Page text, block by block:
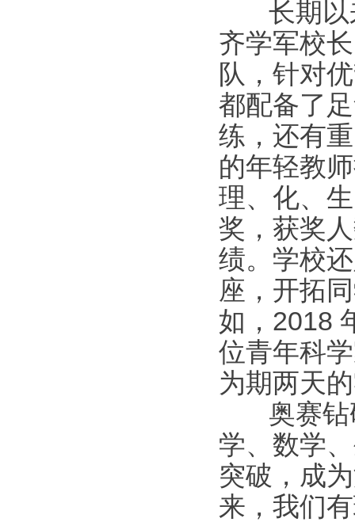
长期以
齐学军校
队，针对
都配备了
练，还有
的年轻教
理、化、
奖，获奖
绩。学校
座，开拓
如，2018
位青年科
为期两天
奥赛钻
学、数学
突破，成
来，我们